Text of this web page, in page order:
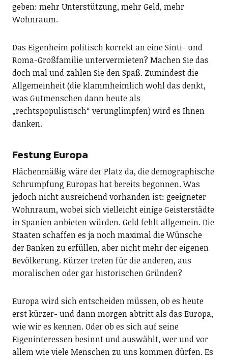
geben: mehr Unterstützung, mehr Geld, mehr
Wohnraum.
Das Eigenheim politisch korrekt an eine Sinti- und
Roma-Großfamilie untervermieten? Machen Sie das
doch mal und zahlen Sie den Spaß. Zumindest die
Allgemeinheit (die klammheimlich wohl das denkt,
was Gutmenschen dann heute als
„rechtspopulistisch“ verunglimpfen) wird es Ihnen
danken.
Festung Europa
Flächenmäßig wäre der Platz da, die demographische
Schrumpfung Europas hat bereits begonnen. Was
jedoch nicht ausreichend vorhanden ist: geeigneter
Wohnraum, wobei sich vielleicht einige Geisterstädte
in Spanien anbieten würden. Geld fehlt allgemein. Die
Staaten schaffen es ja noch maximal die Wünsche
der Banken zu erfüllen, aber nicht mehr der eigenen
Bevölkerung. Kürzer treten für die anderen, aus
moralischen oder gar historischen Gründen?
Europa wird sich entscheiden müssen, ob es heute
erst kürzer- und dann morgen abtritt als das Europa,
wie wir es kennen. Oder ob es sich auf seine
Eigeninteressen besinnt und auswählt, wer und vor
allem wie viele Menschen zu uns kommen dürfen. Es